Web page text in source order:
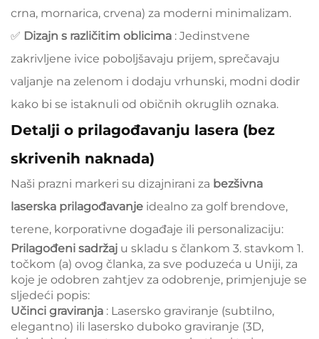
crna, mornarica, crvena) za moderni minimalizam.
✅ Dizajn s različitim oblicima : Jedinstvene
zakrivljene ivice poboljšavaju prijem, sprečavaju
valjanje na zelenom i dodaju vrhunski, modni dodir
kako bi se istaknuli od običnih okruglih oznaka.
Detalji o prilagođavanju lasera (bez
skrivenih naknada)
Naši prazni markeri su dizajnirani za bezšivna
laserska prilagođavanje idealno za golf brendove,
terene, korporativne događaje ili personalizaciju:
Prilagođeni sadržaj u skladu s člankom 3. stavkom 1.
točkom (a) ovog članka, za sve poduzeća u Uniji, za
koje je odobren zahtjev za odobrenje, primjenjuje se
sljedeći popis:
Učinci graviranja : Lasersko graviranje (subtilno,
elegantno) ili lasersko duboko graviranje (3D,